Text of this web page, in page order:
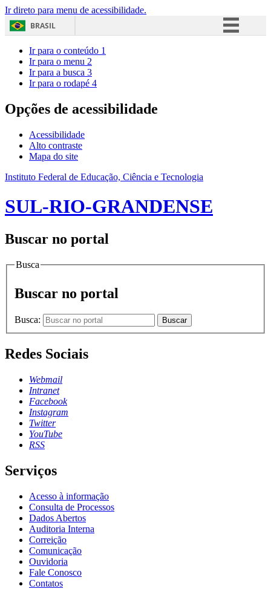
Ir direto para menu de acessibilidade.
BRASIL
Acesso à informação
Ir para o conteúdo 1
Ir para o menu 2
Ir para a busca 3
Ir para o rodapé 4
Opções de acessibilidade
Acessibilidade
Alto contraste
Mapa do site
Instituto Federal de Educação, Ciência e Tecnologia
SUL-RIO-GRANDENSE
Buscar no portal
Busca
Buscar no portal
Busca: Buscar
Redes Sociais
Webmail
Intranet
Facebook
Instagram
Twitter
YouTube
RSS
Serviços
Acesso à informação
Consulta de Processos
Dados Abertos
Auditoria Interna
Correição
Comunicação
Ouvidoria
Fale Conosco
Contatos